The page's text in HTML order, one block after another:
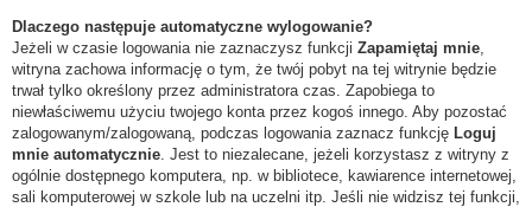
Dlaczego następuje automatyczne wylogowanie?
Jeżeli w czasie logowania nie zaznaczysz funkcji Zapamiętaj mnie
witryna zachowa informację o tym, że twój pobyt na tej witrynie będzie
trwał tylko określony przez administratora czas. Zapobiega to
niewłaściwemu użyciu twojego konta przez kogoś innego. Aby pozostać
zalogowanym/zalogowaną, podczas logowania zaznacz funkcję Loguj
mnie automatycznie . Jest to niezalecane, jeżeli korzystasz z witryny z
ogólnie dostępnego komputera, np. w bibliotece, kawiarence internetowej,
sali komputerowej w szkole lub na uczelni itp. Jeśli nie widzisz tej funkcji,